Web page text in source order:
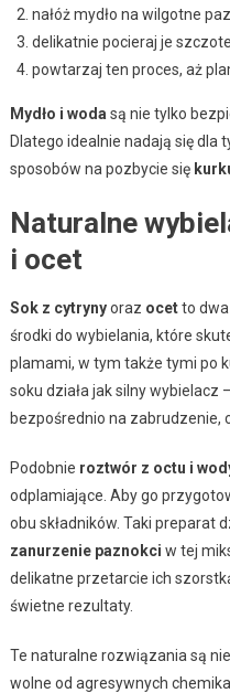
nałóż mydło na wilgotne
delikatnie pocieraj je
powtarzaj ten proces, aż
Mydło i wodasą nie tylko
Dlatego idealnie nadają się dla
sposobów na pozbycie się
Naturalne
i ocet
Sok z cytrynyoraz ocetto dwa
środki do wybielania, które
plamami, w tym także tymi po
soku działa jak silny wybielacz
bezpośrednio na zabrudzenie,
Podobnie roztwór z octu i
odplamiające. Aby go
obu składników. Taki preparat
zanurzenie paznokci w tej
delikatne przetarcie ich
świetne rezultaty.
Te naturalne rozwiązania są
wolne od agresywnych